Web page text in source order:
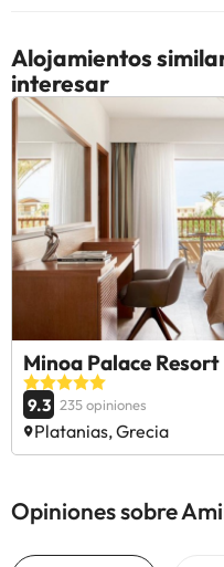
Alojamientos
interesar
Minoa Palace Resort
9.3 235 opiniones
Platanias, Grecia
Opiniones sobre